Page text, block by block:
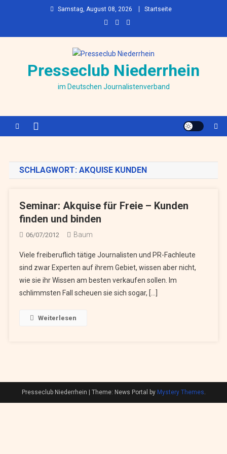
Samstag, August 08, 2026 Startseite
Presseclub Niederrhein
im Deutschen Journalistenverband
SCHLAGWORT: AKQUISE KUNDEN
Seminar: Akquise für Freie – Kunden
finden und binden
06/07/2012 Baum
Viele freiberuflich tätige Journalisten und PR-Fachleute
sind zwar Experten auf ihrem Gebiet, wissen aber nicht,
wie sie ihr Wissen am besten verkaufen sollen. Im
schlimmsten Fall scheuen sie sich sogar, […]
Weiterlesen
Presseclub Niederrhein | Theme: News Portal by Mystery Themes